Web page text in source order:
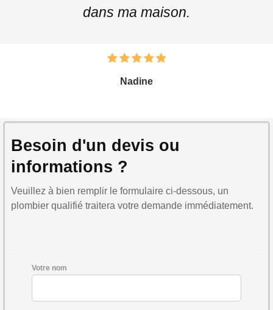
dans ma maison.
Nadine
Besoin d'un devis ou
informations ?
Veuillez à bien remplir le formulaire ci-dessous, un
plombier qualifié traitera votre demande immédiatement.
Votre nom